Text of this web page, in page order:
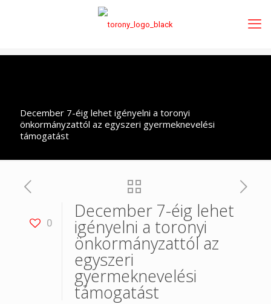
December 7-éig lehet igényelni a toronyi
önkormányzattól az egyszeri gyermeknevelési
támogatást
0
December 7-éig lehet
igényelni a toronyi
önkormányzattól az
egyszeri
gyermeknevelési
támogatást